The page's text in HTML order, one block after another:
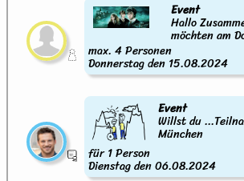
Event
Hallo
möchten am
max. 4 Personen
Donnerstag den 15.08.2024
Event
Willst du
München
für 1 Person
Dienstag den 06.08.2024